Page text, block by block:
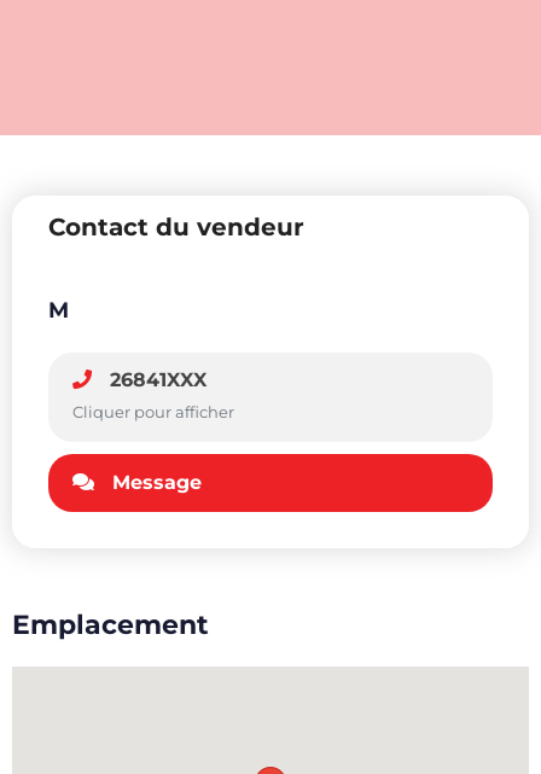
Contact du vendeur
M
26841XXX
Cliquer pour afficher
Message
Emplacement